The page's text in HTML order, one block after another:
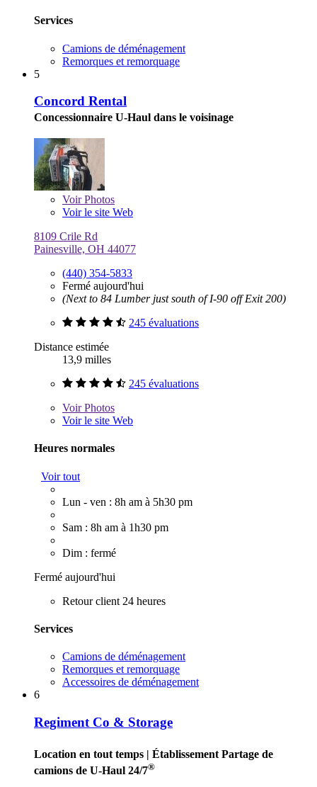
Services
Camions de déménagement
Remorques et remorquage
5
Concord Rental
Concessionnaire U-Haul dans le voisinage
VoirPhotos
Voir le site Web
8109 Crile Rd
Painesville, OH 44077
(440) 354-5833
Fermé aujourd'hui
(Next to 84 Lumber just south of I-90 off Exit 200)
245 évaluations
Distance estimée
13,9 milles
245 évaluations
VoirPhotos
Voir le site Web
Heures normales
Voir tout
Lun - ven : 8h am à 5h30 pm
Sam : 8h am à 1h30 pm
Dim : fermé
Fermé aujourd'hui
Retour client 24 heures
Services
Camions de déménagement
Remorques et remorquage
Accessoires de déménagement
6
Regiment Co & Storage
Location en tout temps | Établissement Partage de
camions de U-Haul 24/7®